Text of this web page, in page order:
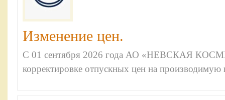
Изменение цен.
С 01 сентября 2026 года АО «НЕВСКАЯ
корректировке отпускных цен на